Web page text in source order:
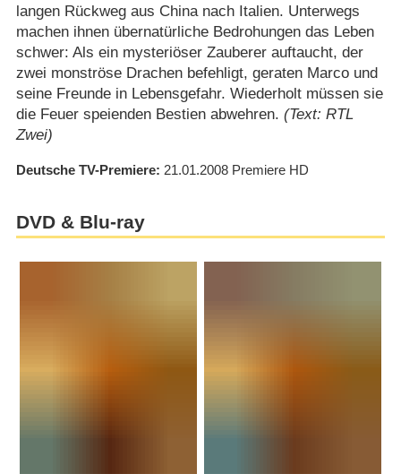
langen Rückweg aus China nach Italien. Unterwegs
machen ihnen übernatürliche Bedrohungen das Leben
schwer: Als ein mysteriöser Zauberer auftaucht, der
zwei monströse Drachen befehligt, geraten Marco und
seine Freunde in Lebensgefahr. Wiederholt müssen sie
die Feuer speienden Bestien abwehren. (Text: RTL
Zwei)
Deutsche TV-Premiere 21.01.2008 Premiere HD
DVD & Blu-ray